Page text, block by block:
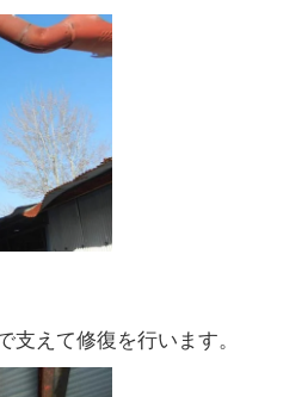
支えて修復を行います。